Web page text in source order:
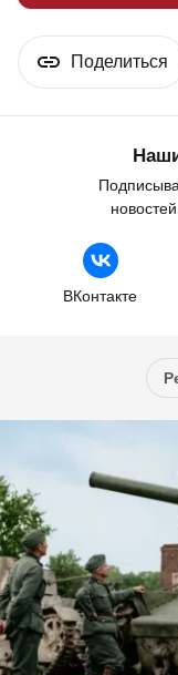
Поделиться
ВКонтакте